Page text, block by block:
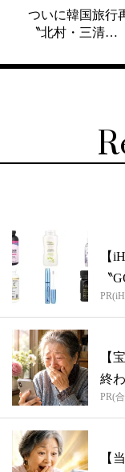
ついに韓国旅行
〝北村・三清…
【
〝
【
終
PR(
【